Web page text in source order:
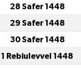
28 Safer 1448
29 Safer 1448
30 Safer 1448
1 Rebiulevvel 1448